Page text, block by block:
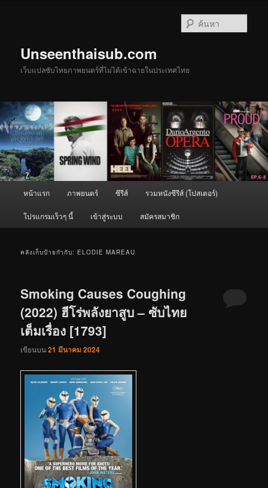
Unseenthaisub.com
เว็บแปลซับไทยภาพยนตร์ที่ไม่ได้เข้าฉายในประเทศไทย
หน้าแรก ภาพยนตร์ ซีรีส์ รวมหนังซีรีส์ (โปสเตอร์)
โปรแกรมเร็วๆ นี้ เข้าสู่ระบบ สมัครสมาชิก
คลังเก็บป้ายกำกับ: ELODIE MAREAU
Smoking Causes Coughing
(2022) ฮีโร่พลังยาสูบ – ซับไทย
เต็มเรื่อง [1793]
เขียนบน21 มีนาคม 2024